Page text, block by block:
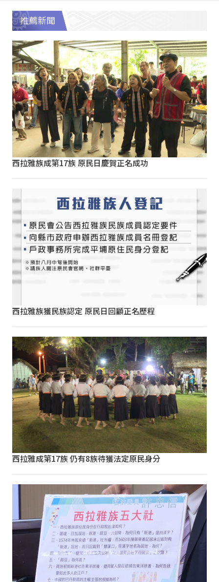
推薦新聞
西拉雅族成第17族 原民日慶賀正名成功
西拉雅族獲民族認定 原民日回顧正名歷程
西拉雅成第17族 仍有8族待獲法定原民身分